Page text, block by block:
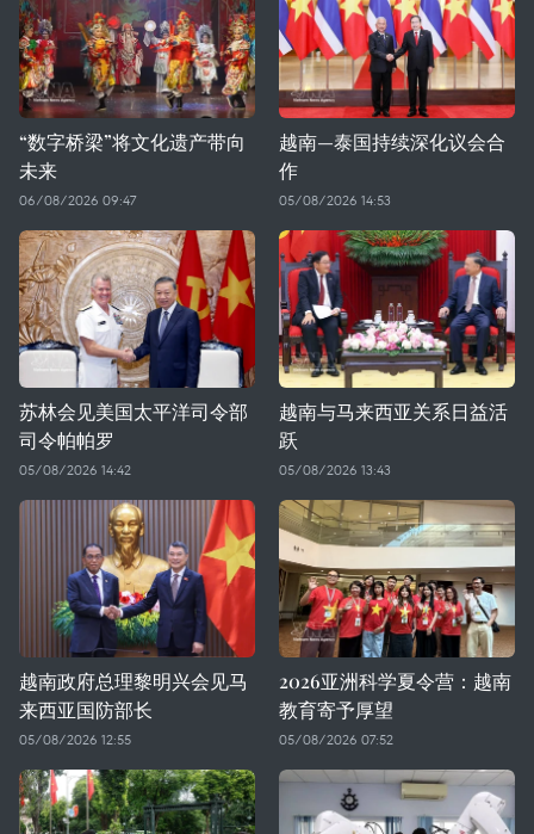
“数字桥梁”将文化遗产带向
未来
06/08/2026 09:47
越南—泰国持续深化议会合
作
05/08/2026 14:53
苏林会见美国太平洋司令部
司令帕帕罗
05/08/2026 14:42
越南与马来西亚关系日益活
跃
05/08/2026 13:43
越南政府总理黎明兴会见马
来西亚国防部长
05/08/2026 12:55
2026亚洲科学夏令营：越南
教育寄予厚望
05/08/2026 07:52